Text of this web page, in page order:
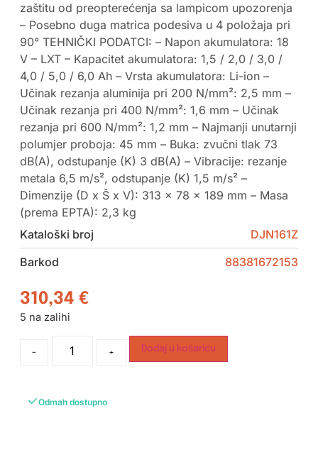
zaštitu od preopterećenja sa lampicom upozorenja
– Posebno duga matrica podesiva u 4 položaja pri
90° TEHNIČKI PODATCI: – Napon akumulatora: 18
V – LXT – Kapacitet akumulatora: 1,5 / 2,0 / 3,0 /
4,0 / 5,0 / 6,0 Ah – Vrsta akumulatora: Li-ion –
Učinak rezanja aluminija pri 200 N/mm²: 2,5 mm –
Učinak rezanja pri 400 N/mm²: 1,6 mm – Učinak
rezanja pri 600 N/mm²: 1,2 mm – Najmanji unutarnji
polumjer proboja: 45 mm – Buka: zvučni tlak 73
dB(A), odstupanje (K) 3 dB(A) – Vibracije: rezanje
metala 6,5 m/s², odstupanje (K) 1,5 m/s² –
Dimenzije (D x Š x V): 313 x 78 x 189 mm – Masa
(prema EPTA): 2,3 kg
Kataloški broj
DJN161Z
Barkod
88381672153
310,34 €
5 na zalihi
- + Dodaj u košaricu
Odmah dostupno